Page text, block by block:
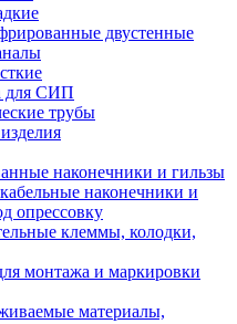
двустенные
для СИП
трубы
наконечники и гильзы
наконечники и
опрессовку
клеммы, колодки,
монтажа и маркировки
материалы,